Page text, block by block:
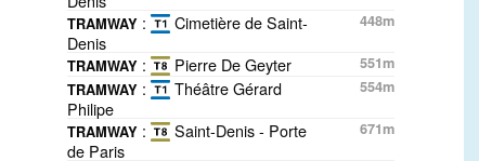
TRAMWAY :
Cimetière de Saint-
Denis
448m
TRAMWAY : Pierre De Geyter
551m
TRAMWAY :
Théâtre Gérard
Philipe
554m
TRAMWAY :
Saint-Denis - Porte
de Paris
671m